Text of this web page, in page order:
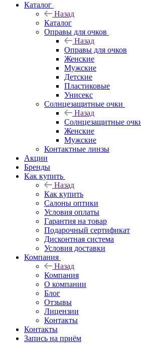
Каталог
Назад
Каталог
Оправы для очков
Назад
Оправы для очков
Женские
Мужские
Детские
Пластиковые
Унисекс
Солнцезащитные очки
Назад
Солнцезащитные
Женские
Мужские
Контактные линзы
Акции
Бренды
Как купить
Назад
Как купить
Салоны оптики
Условия оплаты
Гарантия на товар
Подарочный сертификат
Дисконтная система
Условия доставки
Компания
Назад
Компания
О компании
Блог
Отзывы
Лицензии
Контакты
Контакты
Запись на приём